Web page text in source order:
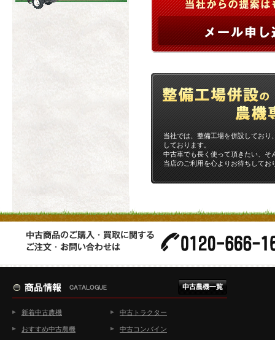
当社では、整備工場を併設してお
しております。
中古車でも長く使って頂きたい、そ
当店のご利用を心よりお待ちしてお
新着中古農機
おすすめ中古農機
中古トラクター
中古コンバイン